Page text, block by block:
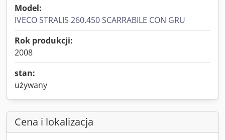
Model:
IVECO STRALIS 260.450 SCARRABILE CON GRU
Rok produkcji:
2008
stan:
używany
Cena i lokalizacja